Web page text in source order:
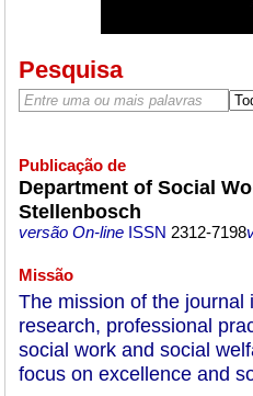
Pesquisa
Publicação de
Department of Social
Stellenbosch
versão On-lineISSN 2312-7198
Missão
The mission of the
research, professional
social work and social
focus on excellence and